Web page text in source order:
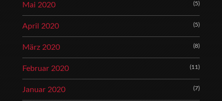
Mai 2020 (5)
April 2020 (5)
März 2020 (8)
Februar 2020 (11)
Januar 2020 (7)